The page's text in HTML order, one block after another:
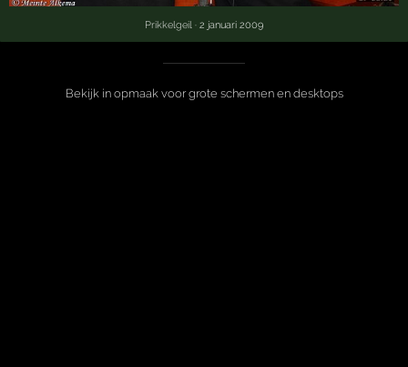
Prikkelgeil · 2 januari 2009
Bekijk in opmaak voor grote schermen en desktops